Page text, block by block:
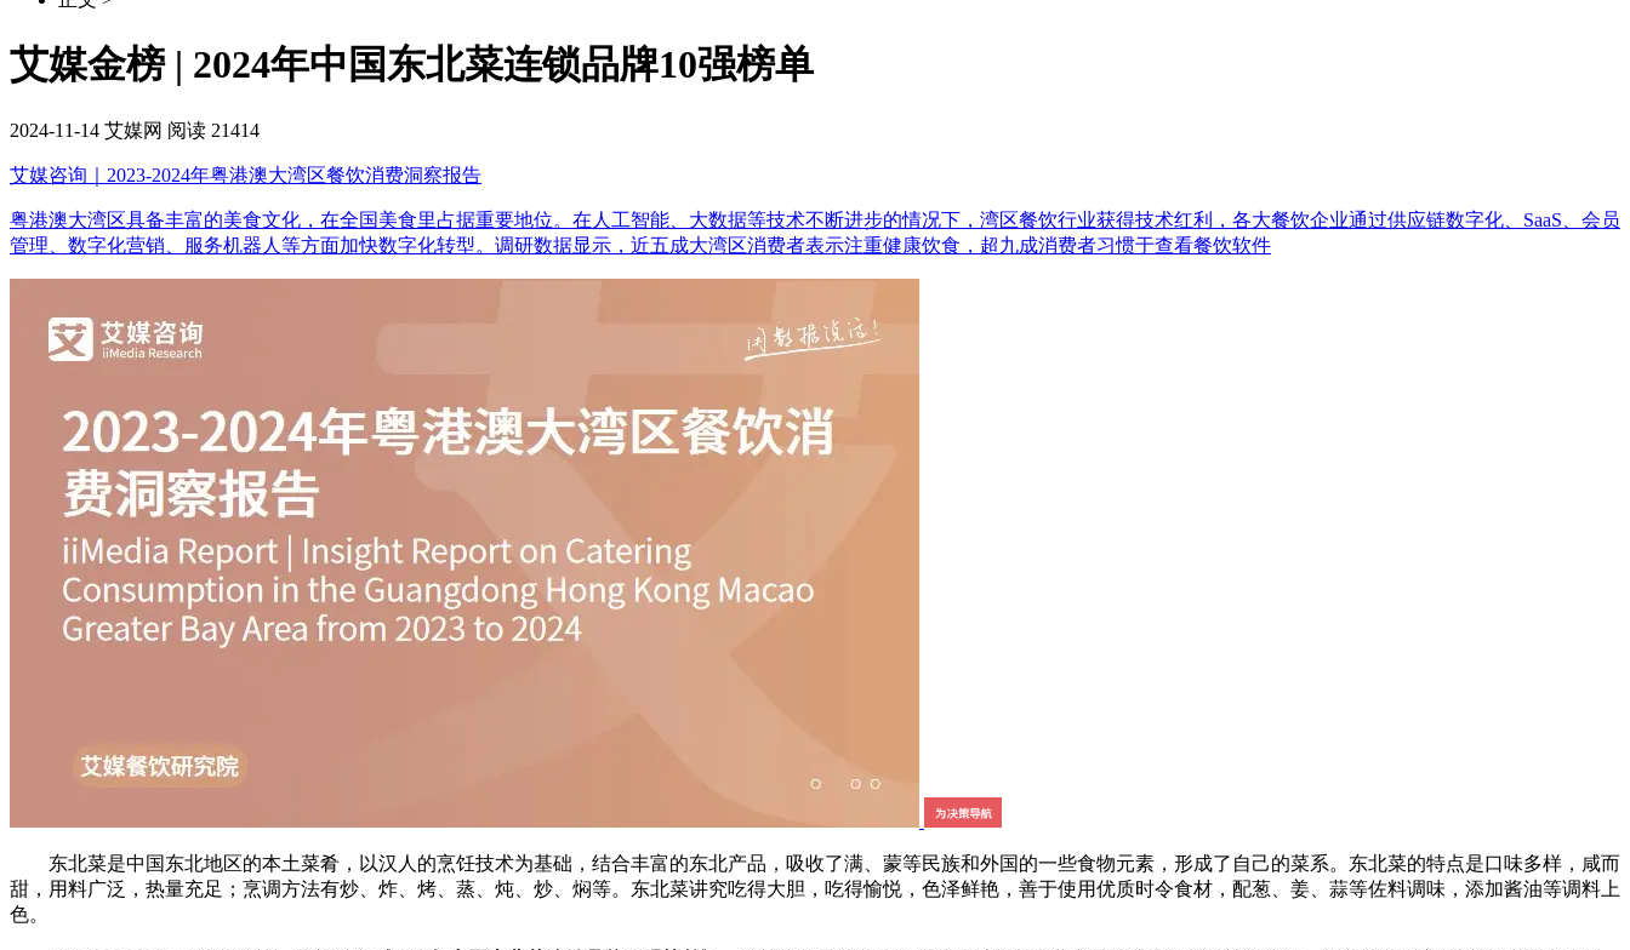
艾媒金榜 | 2024年中国东北菜连锁品牌10强榜单
2024-11-14 艾媒网 阅读 21414
艾媒咨询｜2023-2024年粤港澳大湾区餐饮消费洞察报告
粤港澳大湾区具备丰富的美食文化，在全国美食里占据重要地位。在人工智能、大数据等技术不断进步的情况下，湾区餐饮行业获得技术红利，各大餐饮企业通过供应链数字化、SaaS、会员
管理、数字化营销、服务机器人等方面加快数字化转型。调研数据显示，近五成大湾区消费者表示注重健康饮食，超九成消费者习惯于查看餐饮软件
东北菜是中国东北地区的本土菜肴，以汉人的烹饪技术为基础，结合丰富的东北产品，吸收了满、蒙等民族和外国的一些食物元素，形成了自己的菜系。东北菜的特点是口味多样，咸而
甜，用料广泛，热量充足；烹调方法有炒、炸、烤、蒸、炖、炒、焖等。东北菜讲究吃得大胆，吃得愉悦，色泽鲜艳，善于使用优质时令食材，配葱、姜、蒜等佐料调味，添加酱油等调料上
色。